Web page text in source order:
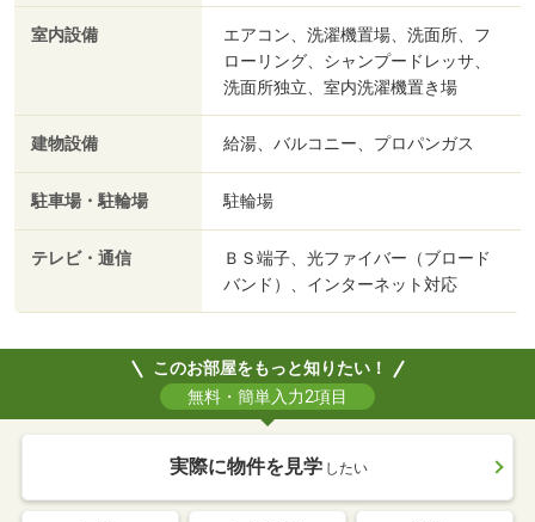
室内設備
エアコン、洗濯機置場、洗面所、フ
ローリング、シャンプードレッサ、
洗面所独立、室内洗濯機置き場
建物設備 給湯、バルコニー、プロパンガス
駐車場・駐輪場 駐輪場
テレビ・通信
ＢＳ端子、光ファイバー（ブロード
バンド）、インターネット対応
このお部屋をもっと知りたい！
無料・簡単入力2項目
実際に物件を見学 したい